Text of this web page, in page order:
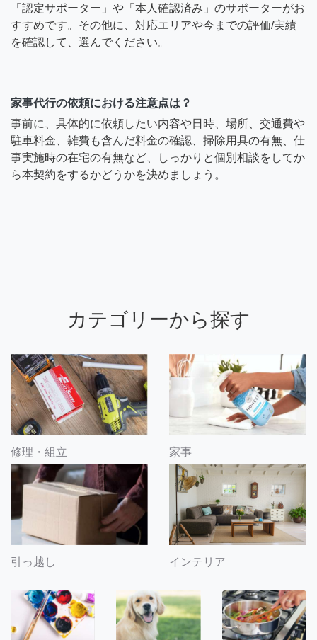
「認定サポーター」や「本人確認済み」のサポーターがお
すすめです。その他に、対応エリアや今までの評価/実績
を確認して、選んでください。
家事代行の依頼における注意点は？
事前に、具体的に依頼したい内容や日時、場所、交通費や
駐車料金、雑費も含んだ料金の確認、掃除用具の有無、仕
事実施時の在宅の有無など、しっかりと個別相談をしてか
ら本契約をするかどうかを決めましょう。
カテゴリーから探す
修理・組立 家事
引っ越し インテリア